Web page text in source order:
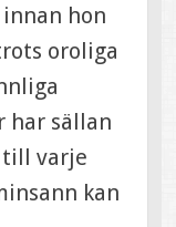
hon
oroliga
har sällan
till varje
kan